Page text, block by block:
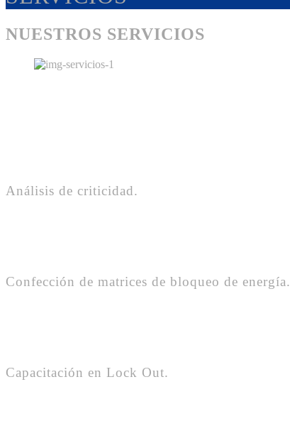
NUESTROS SERVICIOS
Análisis de criticidad.
Confección de matrices de bloqueo de energía.
Capacitación en Lock Out.